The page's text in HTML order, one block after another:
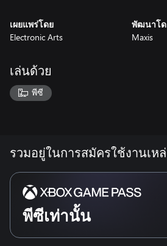
from creatures to spaceships. The more
unique your worlds will become.
making.
CONDITIONS AND RESTRICTIONS APPLY.
เผยแพร่โดย
Electronic Arts
พัฒนาโด
Maxis
เล่นด้วย
พีซี
รวมอยู่ในการสมัครใช้งานเห
พีซีเท่านั้น